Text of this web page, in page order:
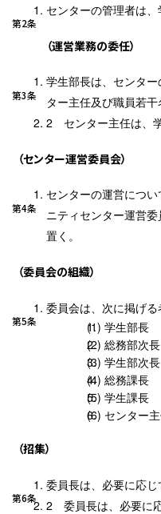
第2条
センターの管理者は、
（運営業務の委任）
第3条
学生部長は、センタ
ター主任及び職員若干
センター主任は、
（センター運営委員会）
第4条
センターの運営につ
ニティセンター運営
置く。
（委員会の組織）
第5条
委員会は、次に掲げる
学生部長
総務部次長
学生部次長
総務課長
学生課長
センター
（招集）
第6条
委員長は、必要に応じ
委員長は、必要に